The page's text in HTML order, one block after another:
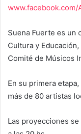
www.facebook.com/
Suena Fuerte es un
Cultura y
Comité de Músicos
En su primera
más de 80 artistas
Las proyecciones